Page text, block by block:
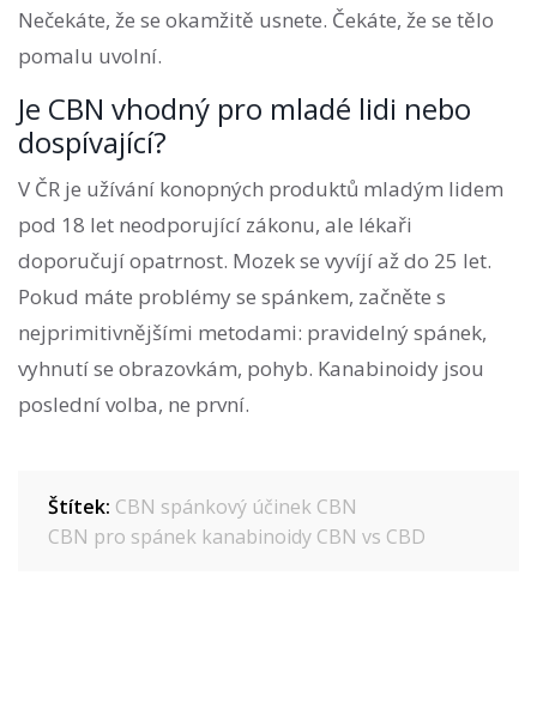
Nečekáte, že se okamžitě usnete. Čekáte, že se tělo
pomalu uvolní.
Je CBN vhodný pro mladé lidi nebo
dospívající?
V ČR je užívání konopných produktů mladým lidem
pod 18 let neodporující zákonu, ale lékaři
doporučují opatrnost. Mozek se vyvíjí až do 25 let.
Pokud máte problémy se spánkem, začněte s
nejprimitivnějšími metodami: pravidelný spánek,
vyhnutí se obrazovkám, pohyb. Kanabinoidy jsou
poslední volba, ne první.
Štítek: CBN spánkový účinek CBN
CBN pro spánek kanabinoidy CBN vs CBD